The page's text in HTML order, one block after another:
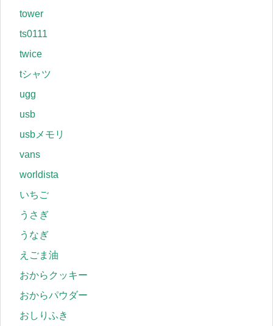
tower
ts0111
twice
tシャツ
ugg
usb
usbメモリ
vans
worldista
いちご
うさぎ
うなぎ
えごま油
おからクッキー
おからパウダー
おしりふき